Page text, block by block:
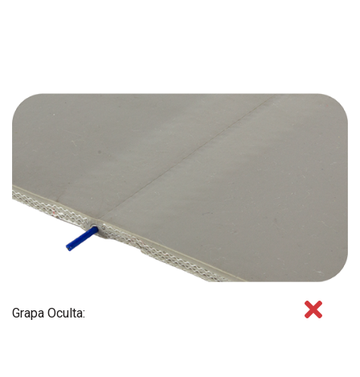
Grapa Oculta: